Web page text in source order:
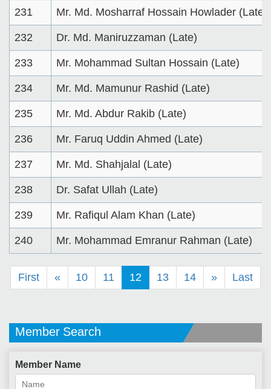
231 Mr. Md. Mosharraf Hossain Howlader (Late)
232 Dr. Md. Maniruzzaman (Late)
233 Mr. Mohammad Sultan Hossain (Late)
234 Mr. Md. Mamunur Rashid (Late)
235 Mr. Md. Abdur Rakib (Late)
236 Mr. Faruq Uddin Ahmed (Late)
237 Mr. Md. Shahjalal (Late)
238 Dr. Safat Ullah (Late)
239 Mr. Rafiqul Alam Khan (Late)
240 Mr. Mohammad Emranur Rahman (Late)
First « 10 11 12 13 14 » Last
Member Search
Member Name